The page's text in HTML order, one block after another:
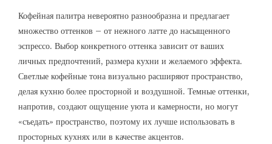
Кофейная палитра невероятно разнообразна и предлагает
множество оттенков – от нежного латте до насыщенного
эспрессо. Выбор конкретного оттенка зависит от ваших
личных предпочтений, размера кухни и желаемого эффекта.
Светлые кофейные тона визуально расширяют пространство,
делая кухню более просторной и воздушной. Темные оттенки,
напротив, создают ощущение уюта и камерности, но могут
«съедать» пространство, поэтому их лучше использовать в
просторных кухнях или в качестве акцентов.